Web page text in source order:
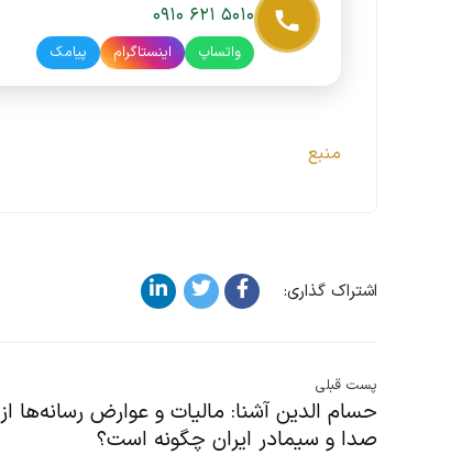
۰۹۱۰ ۶۲۱ ۵۰۱۰
واتساپ اینستاگرام پیامک
منبع
اشتراک گذاری:
پست قبلی
حسام الدین آشنا: مالیات و عوارض رسانه‌ها
صدا و سیمادر ایران چگونه است؟